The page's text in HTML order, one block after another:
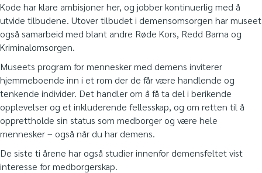
Kode har klare ambisjoner her, og jobber kontinuerlig med å
utvide tilbudene. Utover tilbudet i demensomsorgen har museet
også samarbeid med blant andre Røde Kors, Redd Barna og
Kriminalomsorgen.
Museets program for mennesker med demens inviterer
hjemmeboende inn i et rom der de får være handlende og
tenkende individer. Det handler om å få ta del i berikende
opplevelser og et inkluderende fellesskap, og om retten til å
opprettholde sin status som medborger og være hele
mennesker – også når du har demens.
De siste ti årene har også studier innenfor demensfeltet vist
interesse for medborgerskap.